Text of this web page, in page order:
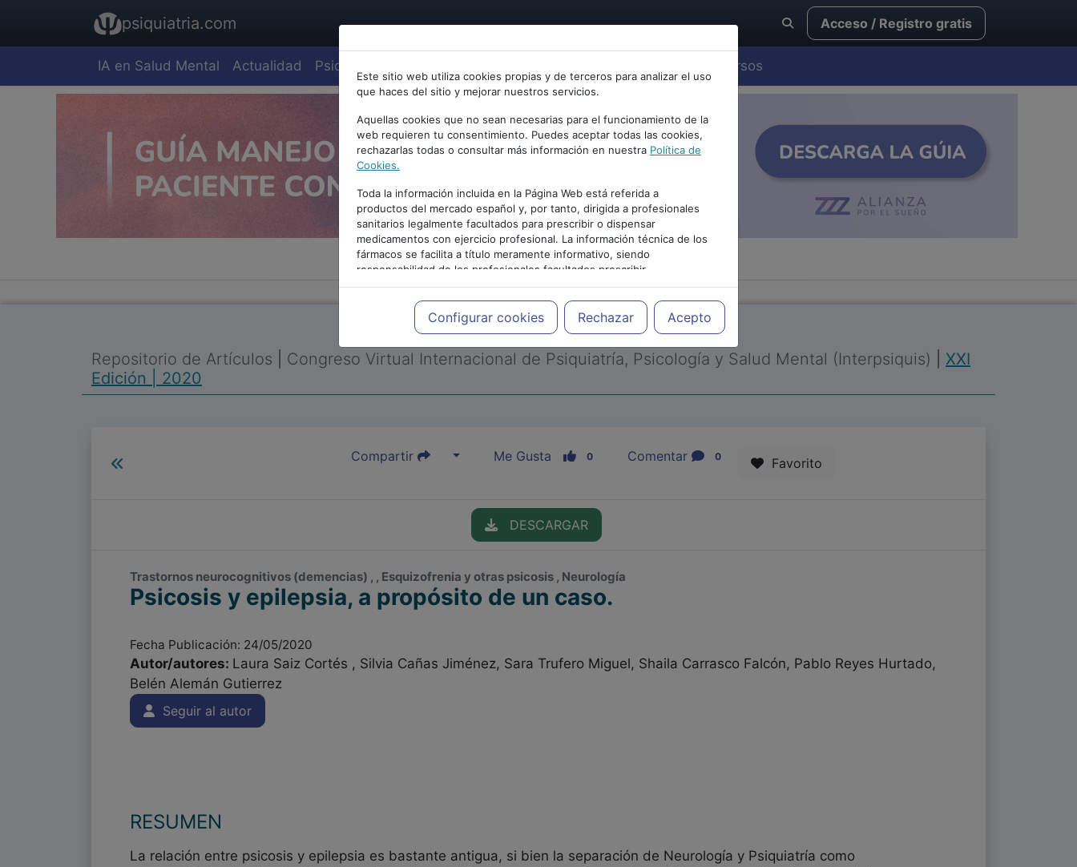
psiquiatria.com Acceso / Registro gratis
IA en Salud Mental Actualidad Psiquiatría Cursos
Este sitio web utiliza cookies propias y de terceros para analizar el uso
que haces del sitio y mejorar nuestros servicios.
Aquellas cookies que no sean necesarias para el funcionamiento de la
web requieren tu consentimiento. Puedes aceptar todas las cookies,
rechazarlas todas o consultar más información en nuestra Política de
Cookies.
Toda la información incluida en la Página Web está referida a
productos del mercado español y, por tanto, dirigida a profesionales
sanitarios legalmente facultados para prescribir o dispensar
medicamentos con ejercicio profesional. La información técnica de los
fármacos se facilita a título meramente informativo, siendo
responsabilidad de los profesionales facultados prescribir
medicamentos y decidir, en cada caso concreto, el tratamiento más
adecuado a las necesidades del paciente.
Configurar cookies Rechazar Acepto
PUBLICIDAD
Repositorio de Artículos Congreso Virtual Internacional de Psiquiatría, Psicología y Salud Mental (Interpsiquis)
XXI
Edición | 2020
Compartir Me Gusta 0 Comentar 0 Favorito
DESCARGAR
Trastornos neurocognitivos (demencias) , , Esquizofrenia y otras psicosis , Neurología
Psicosis y epilepsia, a propósito de un caso.
Fecha Publicación: 24/05/2020
Autor/autores: Laura Saiz Cortés , Silvia Cañas Jiménez, Sara Trufero Miguel, Shaila Carrasco Falcón, Pablo Reyes Hurtado,
Belén Alemán Gutierrez
Seguir al autor
RESUMEN
La relación entre psicosis y epilepsia es bastante antigua, si bien la separación de Neurología y Psiquiatría como